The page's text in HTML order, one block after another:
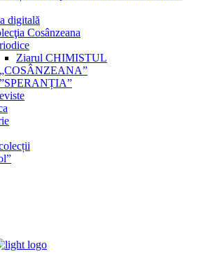
digitală
Cosânzeana
Ziarul CHIMISTUL